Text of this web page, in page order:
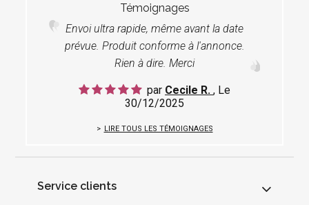
Témoignages
Envoi ultra rapide, même avant la date
prévue. Produit conforme à l'annonce.
Rien à dire. Merci
par Cecile R. , Le
30/12/2025
LIRE TOUS LES TÉMOIGNAGES
Service clients